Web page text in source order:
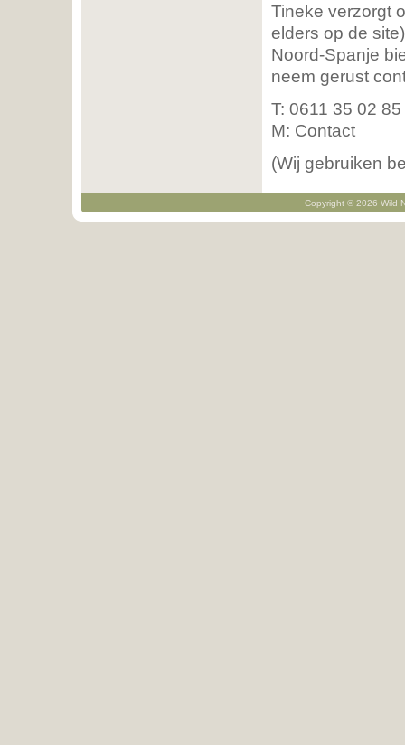
Tineke verzorgt
elders op de
Noord-Spanje
neem gerust
T: 0611 35 02 85
M: Contact
(Wij gebruiken
Copyright © 2026 Wild